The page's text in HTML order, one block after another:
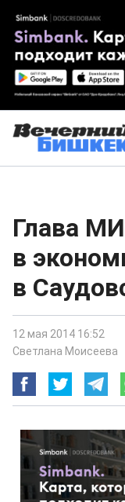
Глава
в
в
12 мая 2014 16:52
Светлана Моисеева